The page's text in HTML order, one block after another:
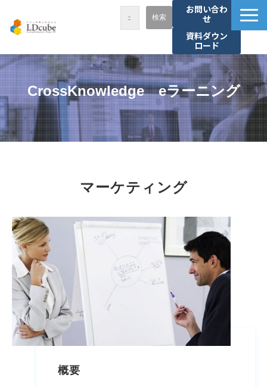
お問い合わ
せ
資料ダウン
ロード
LDcubeが選ばれる理由
サービス一覧
課題から探す
事例紹介
資料ダウンロード
パートナー募集
CrossKnowledge　eラーニング
マーケティング
概要